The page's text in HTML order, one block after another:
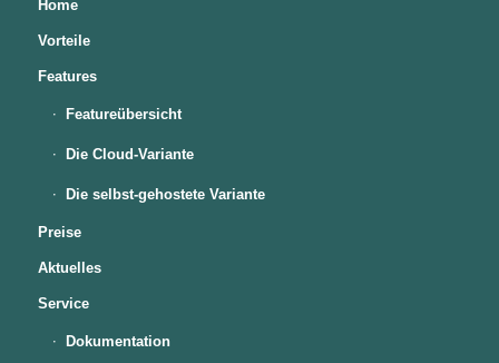
Home
Vorteile
Features
Featureübersicht
Die Cloud-Variante
Die selbst-gehostete Variante
Preise
Aktuelles
Service
Dokumentation